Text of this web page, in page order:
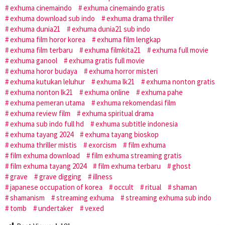
exhuma cinemaindo
exhuma cinemaindo gratis
exhuma download sub indo
exhuma drama thriller
exhuma dunia21
exhuma dunia21 sub indo
exhuma film horor korea
exhuma film lengkap
exhuma film terbaru
exhuma filmkita21
exhuma full movie
exhuma ganool
exhuma gratis full movie
exhuma horor budaya
exhuma horror misteri
exhuma kutukan leluhur
exhuma lk21
exhuma nonton gratis
exhuma nonton lk21
exhuma online
exhuma pahe
exhuma pemeran utama
exhuma rekomendasi film
exhuma review film
exhuma spiritual drama
exhuma sub indo full hd
exhuma subtitle indonesia
exhuma tayang 2024
exhuma tayang bioskop
exhuma thriller mistis
exorcism
film exhuma
film exhuma download
film exhuma streaming gratis
film exhuma tayang 2024
film exhuma terbaru
ghost
grave
grave digging
illness
japanese occupation of korea
occult ritual
shaman
shamanism
streaming exhuma
streaming exhuma sub indo
tomb
undertaker
vexed